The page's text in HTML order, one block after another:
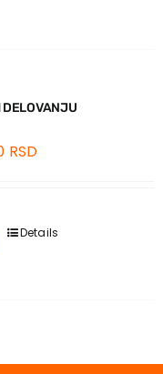
DELOVANJU
RSD
Details